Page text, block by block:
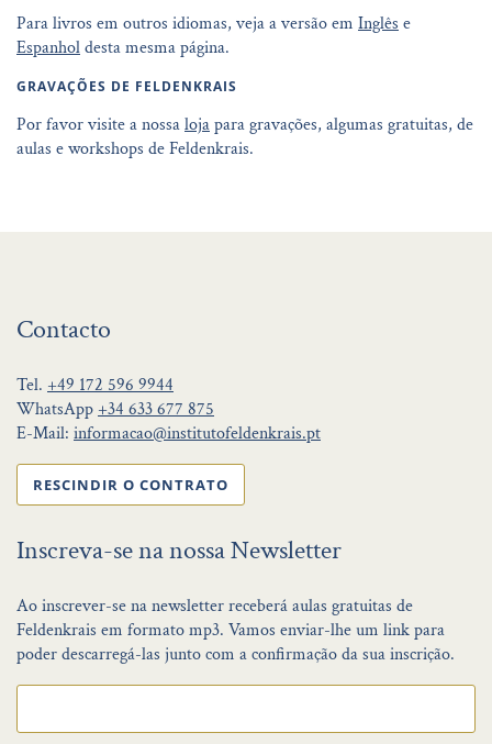
Para livros em outros idiomas, veja a versão em Inglêse
Espanholdesta mesma página.
GRAVAÇÕES DE FELDENKRAIS
Por favor visite a nossalojapara gravações, algumas gratuitas, de
aulas e workshops de Feldenkrais.
Contacto
Tel. +49 172 596 9944
WhatsApp+34 633 677 875
E-Mail: informacao@institutofeldenkrais.pt
RESCINDIR O CONTRATO
Inscreva-se na nossa Newsletter
Ao inscrever-se na newsletter receberá aulas gratuitas de
Feldenkrais em formato mp3. Vamos enviar-lhe um link para
poder descarregá-las junto com a confirmação da sua inscrição.